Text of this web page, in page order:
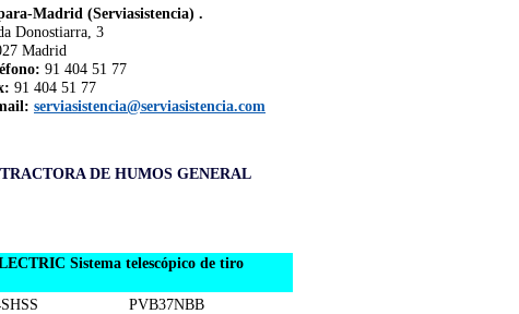
Madrid (Serviasistencia) .
Donostiarra, 3
Madrid
91 404 51 77
91 404 51 77
serviasistencia@serviasistencia.com
DE HUMOS GENERAL
Sistema telescópico de tiro
PVB37NBB